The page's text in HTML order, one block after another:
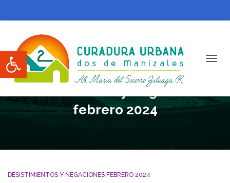
Abrir barra de herramientas
Desistimientos y Negaciones
febrero 2024
DESISTIMIENTOS Y NEGACIONES FEBRERO 2024